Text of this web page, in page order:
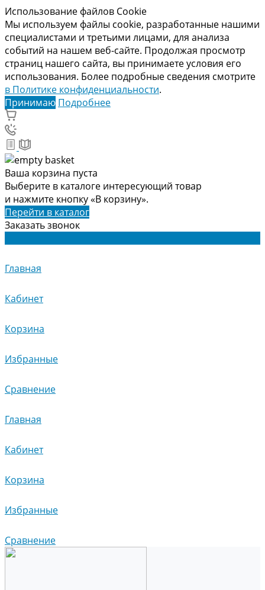
Использование файлов Cookie
Мы используем файлы cookie, разработанные нашими
специалистами и третьими лицами, для анализа
событий на нашем веб-сайте. Продолжая просмотр
страниц нашего сайта, вы принимаете условия его
использования. Более подробные сведения смотрите
в Политике конфиденциальности.
Принимаю Подробнее
Ваша корзина пуста
Выберите в каталоге интересующий товар
и нажмите кнопку «В корзину».
Перейти в каталог
Заказать звонок
Главная
Кабинет
Корзина
Избранные
Сравнение
Главная
Кабинет
Корзина
Избранные
Сравнение